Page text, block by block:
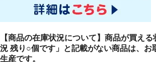
【商品の在庫状況について】商品が買え
況 残り○個です」と記載がない商品は、お
生産です。